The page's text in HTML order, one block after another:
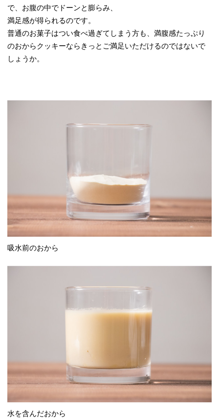
で、お腹の中でドーンと膨らみ、
満足感が得られるのです。
普通のお菓子はつい食べ過ぎてしまう方も、満腹感たっぷり
のおからクッキーならきっとご満足いただけるのではないで
しょうか。
吸水前のおから
水を含んだおから